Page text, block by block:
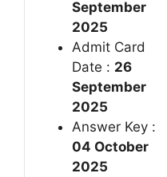
September
2025
Admit Card
Date : 26
September
2025
Answer Key :
04 October
2025